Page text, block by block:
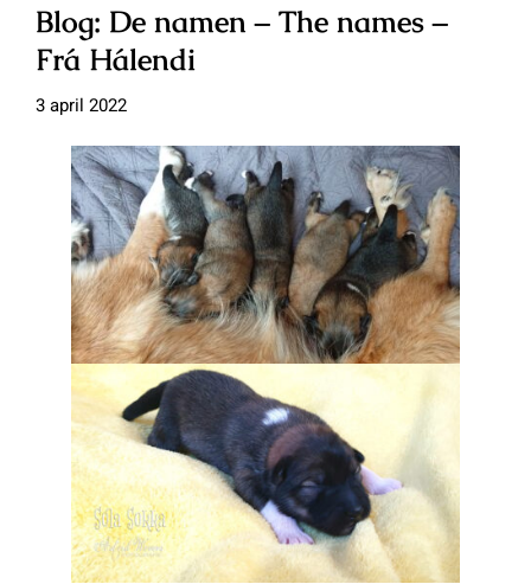
Blog: De namen – The names –
Frá Hálendi
3 april 2022